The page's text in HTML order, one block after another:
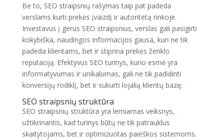
Be to, SEO straipsnių rašymas taip pat padeda
verslams kurti prekės įvaizdį ir autoritetą rinkoje.
Investavus į gerus SEO straipsnius, verslas gali pasigirti
kokybiška, naudingos informacijos gausa, kuri ne tik
padeda klientams, bet ir stiprina prekės ženklo
reputaciją. Efektyvus SEO turinys, kurio esmė yra
informatyvumas ir unikalumas, gali ne tik padidinti
konversijų rodiklį, bet ir sukurti lojalią klientų bazę.
SEO straipsnių struktūra
SEO straipsnių struktūra yra lemiamas veiksnys,
užtikrinantis, kad turinys būtų ne tik patrauklus
skaitytojams, bet ir optimizuotas paieškos sistemoms.